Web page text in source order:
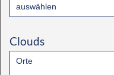
auswählen
Clouds
Orte